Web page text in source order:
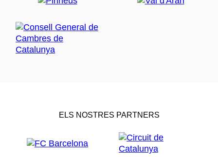
ELS NOSTRES PARTNERS